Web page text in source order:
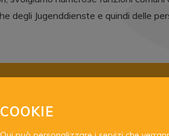
degli Jugenddienste e quindi delle
agjd@pec.jugenddienst.it
COOKIE